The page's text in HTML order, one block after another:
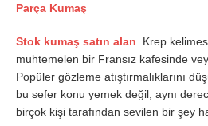
Parça Kumaş
Stok kumaş satın alan . Krep
muhtemelen bir Fransız kafesinde
Popüler gözleme atıştırmalıklarını
bu sefer konu yemek değil, aynı
birçok kişi tarafından sevilen bir şey